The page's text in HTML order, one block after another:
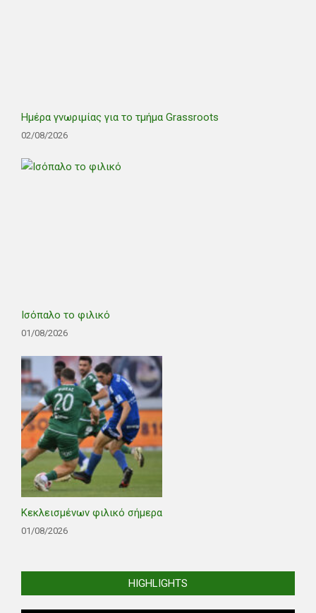
Ημέρα γνωριμίας για το τμήμα Grassroots
02/08/2026
Ισόπαλο το φιλικό
01/08/2026
Κεκλεισμένων φιλικό σήμερα
01/08/2026
HIGHLIGHTS